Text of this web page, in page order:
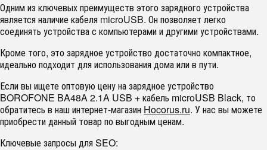
Одним из ключевых преимуществ этого зарядного устройства
является наличие кабеля microUSB. Он позволяет легко
соединять устройства с компьютерами и другими устройствами.
Кроме того, это зарядное устройство достаточно компактное,
идеально подходит для использования дома или в пути.
Если вы ищете оптовую цену на зарядное устройство
BOROFONE BA48A 2.1A USB + кабель microUSB Black, то
обратитесь в наш интернет-магазин Hocorus.ru. У нас вы можете
приобрести данный товар по выгодным ценам.
Ключевые запросы для SEO: